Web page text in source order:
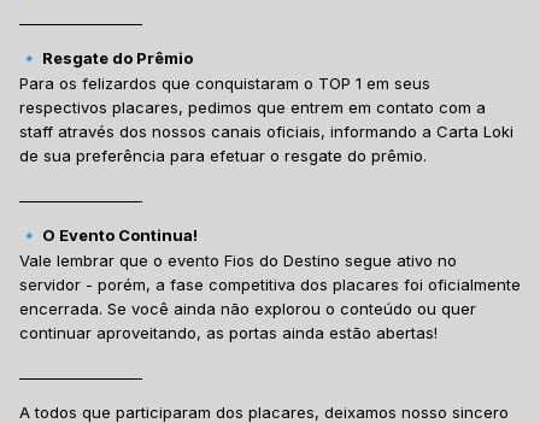
🔹 Resgate do Prêmio
Para os felizardos que conquistaram o TOP 1 em seus
respectivos placares, pedimos que entrem em contato com a
staff através dos nossos canais oficiais, informando a Carta Loki
de sua preferência para efetuar o resgate do prêmio.
🔹 O Evento Continua!
Vale lembrar que o evento Fios do Destino segue ativo no
servidor - porém, a fase competitiva dos placares foi oficialmente
encerrada. Se você ainda não explorou o conteúdo ou quer
continuar aproveitando, as portas ainda estão abertas!
A todos que participaram dos placares, deixamos nosso sincero